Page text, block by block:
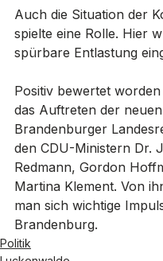
Auch die Situation der
spielte eine Rolle. Hier
spürbare Entlastung
Positiv bewertet worden
das Auftreten der neuen
Brandenburger
den CDU-Ministern Dr.
Redmann, Gordon
Martina Klement. Von
man sich wichtige
Brandenburg.
Politik